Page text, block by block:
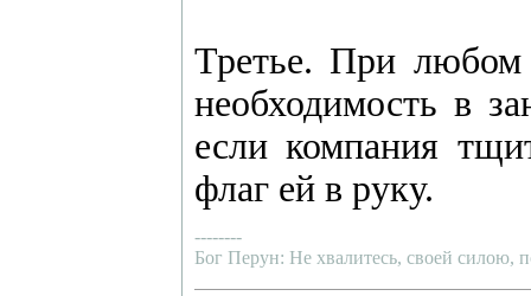
Третье. При любом
необходимость в
если компания
флаг ей в руку.
--------
Бог Перун: Не хвалитесь, своей силою,